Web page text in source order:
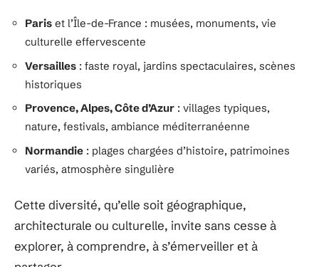
Paris et l’Île-de-France : musées, monuments, vie
culturelle effervescente
Versailles : faste royal, jardins spectaculaires, scènes
historiques
Provence, Alpes, Côte d’Azur : villages typiques,
nature, festivals, ambiance méditerranéenne
Normandie : plages chargées d’histoire, patrimoines
variés, atmosphère singulière
Cette diversité, qu’elle soit géographique,
architecturale ou culturelle, invite sans cesse à
explorer, à comprendre, à s’émerveiller et à